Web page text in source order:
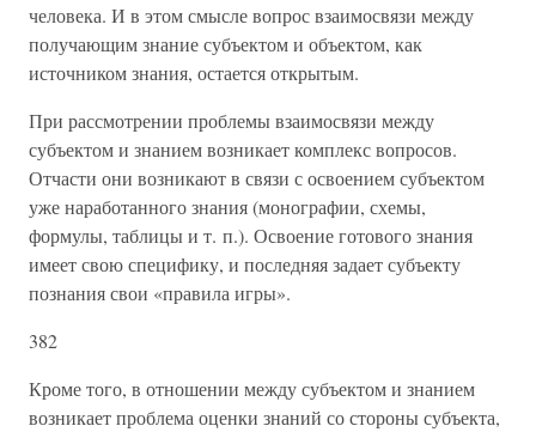
человека. И в этом смысле вопрос взаимосвязи между
получающим знание субъектом и объектом, как
источником знания, остается открытым.
При рассмотрении проблемы взаимосвязи между
субъектом и знанием возникает комплекс вопросов.
Отчасти они возникают в связи с освоением субъектом
уже наработанного знания (монографии, схемы,
формулы, таблицы и т. п.). Освоение готового знания
имеет свою специфику, и последняя задает субъекту
познания свои «правила игры».
382
Кроме того, в отношении между субъектом и знанием
возникает проблема оценки знаний со стороны субъекта,